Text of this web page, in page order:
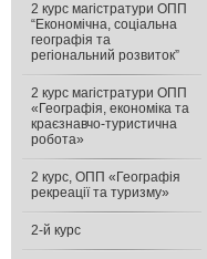
2 курс магістратури ОПП
“Економічна, соціальна
географія та
регіональний розвиток”
2 курс магістратури ОПП
«Географія, економіка та
краєзнавчо-туристична
робота»
2 курс, ОПП «Географія
рекреації та туризму»
2-й курс